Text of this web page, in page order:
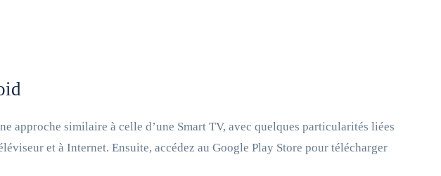
approche similaire à celle d’une Smart TV, avec quelques particularités liées
et à Internet. Ensuite, accédez au Google Play Store pour télécharger